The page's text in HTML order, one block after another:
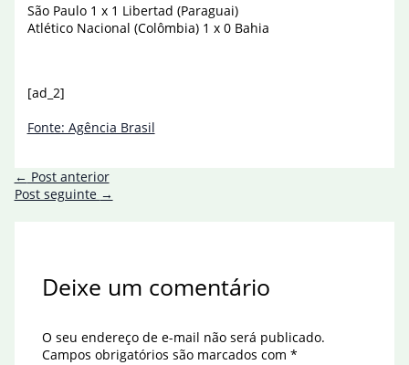
São Paulo 1 x 1 Libertad (Paraguai)
Atlético Nacional (Colômbia) 1 x 0 Bahia
[ad_2]
Fonte: Agência Brasil
← Post anterior
Post seguinte →
Deixe um comentário
O seu endereço de e-mail não será publicado.
Campos obrigatórios são marcados com *